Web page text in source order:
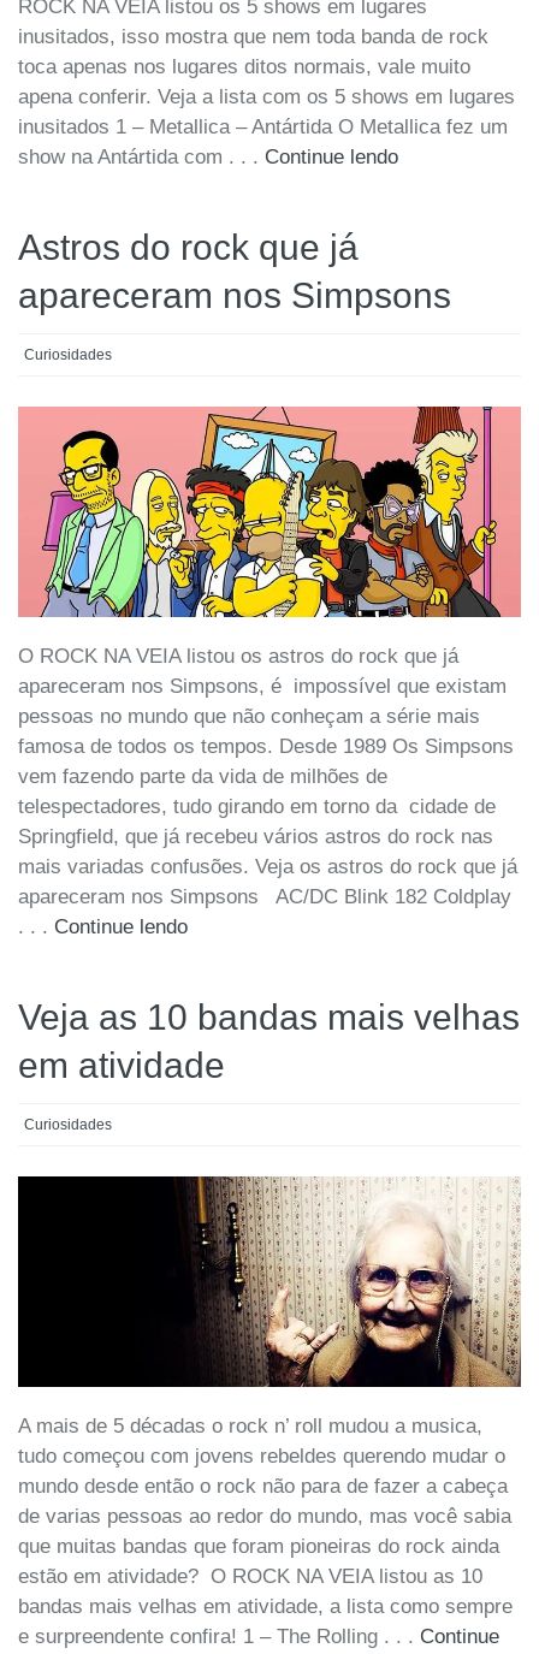
ROCK NA VEIA listou os 5 shows em lugares
inusitados, isso mostra que nem toda banda de rock
toca apenas nos lugares ditos normais, vale muito
apena conferir. Veja a lista com os 5 shows em lugares
inusitados 1 – Metallica – Antártida O Metallica fez um
show na Antártida com . . . Continue lendo
Astros do rock que já
apareceram nos Simpsons
Curiosidades
O ROCK NA VEIA listou os astros do rock que já
apareceram nos Simpsons, é impossível que existam
pessoas no mundo que não conheçam a série mais
famosa de todos os tempos. Desde 1989 Os Simpsons
vem fazendo parte da vida de milhões de
telespectadores, tudo girando em torno da cidade de
Springfield, que já recebeu vários astros do rock nas
mais variadas confusões. Veja os astros do rock que já
apareceram nos Simpsons AC/DC Blink 182 Coldplay
. . . Continue lendo
Veja as 10 bandas mais velhas
em atividade
Curiosidades
A mais de 5 décadas o rock n’ roll mudou a musica,
tudo começou com jovens rebeldes querendo mudar o
mundo desde então o rock não para de fazer a cabeça
de varias pessoas ao redor do mundo, mas você sabia
que muitas bandas que foram pioneiras do rock ainda
estão em atividade? O ROCK NA VEIA listou as 10
bandas mais velhas em atividade, a lista como sempre
e surpreendente confira! 1 – The Rolling . . . Continue